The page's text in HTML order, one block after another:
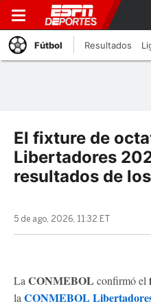
Fútbol Resultados
El fixture de
Libertadores
resultados de
5 de ago, 2026, 11:32 ET
La CONMEBOL confirmó el
la CONMEBOL